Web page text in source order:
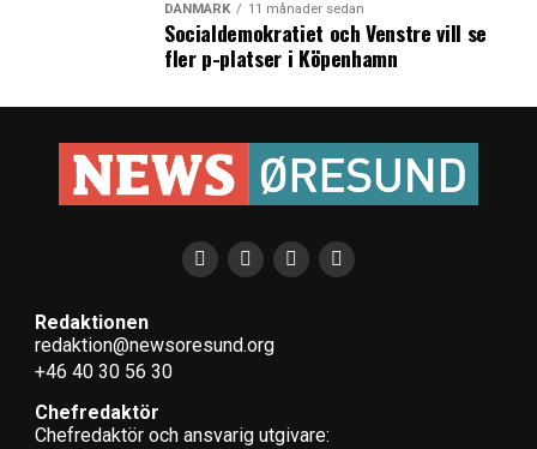
DANMARK 11 månader sedan
Socialdemokratiet och Venstre vill se
fler p-platser i Köpenhamn
Redaktionen
redaktion@newsoresund.org
+46 40 30 56 30
Chefredaktör
Chefredaktör och ansvarig utgivare: